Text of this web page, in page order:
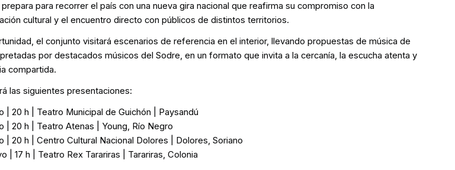
prepara para recorrer el país con una nueva gira nacional que reafirma su compromiso con la
cultural y el encuentro directo con públicos de distintos territorios.
el conjunto visitará escenarios de referencia en el interior, llevando propuestas de música de
por destacados músicos del Sodre, en un formato que invita a la cercanía, la escucha atenta y
compartida.
las siguientes presentaciones:
| 20 h | Teatro Municipal de Guichón | Paysandú
| 20 h | Teatro Atenas | Young, Río Negro
| 20 h | Centro Cultural Nacional Dolores | Dolores, Soriano
| 17 h | Teatro Rex Tarariras | Tarariras, Colonia